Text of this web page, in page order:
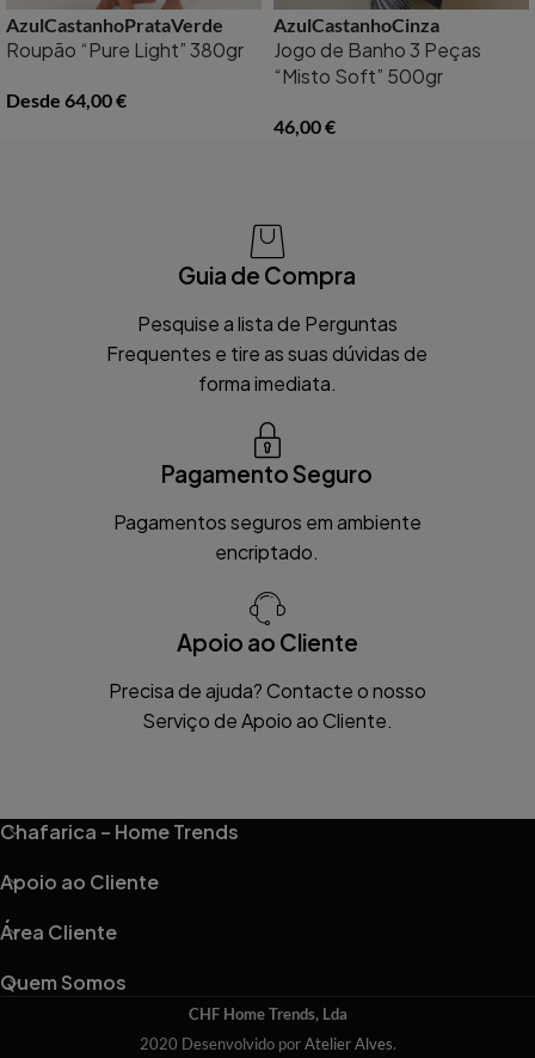
AzulCastanhoPrataVerde
Roupão “Pure Light” 380gr
Desde 64,00€
AzulCastanhoCinza
Jogo de Banho 3 Peças
“Misto Soft” 500gr
46,00€
Guia de Compra
Pesquise a lista de Perguntas
Frequentes e tire as suas dúvidas de
forma imediata.
Pagamento Seguro
Pagamentos seguros em ambiente
encriptado.
Apoio ao Cliente
Precisa de ajuda? Contacte o nosso
Serviço de Apoio ao Cliente.
Chafarica – Home Trends
Apoio ao Cliente
Área Cliente
Quem Somos
CHF Home Trends, Lda
2020 Desenvolvido porAtelier Alves.